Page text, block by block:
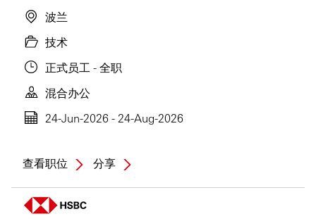
波兰
技术
正式员工 - 全职
混合办公
24-Jun-2026 - 24-Aug-2026
查看职位 分享